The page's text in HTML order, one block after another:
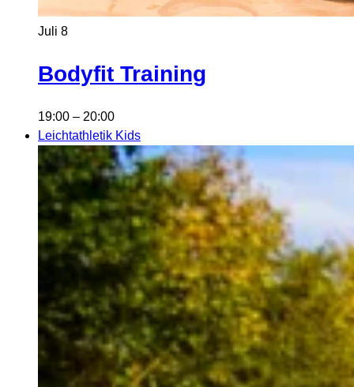
Juli 8
Bodyfit Training
19:00 – 20:00
Leichtathletik Kids